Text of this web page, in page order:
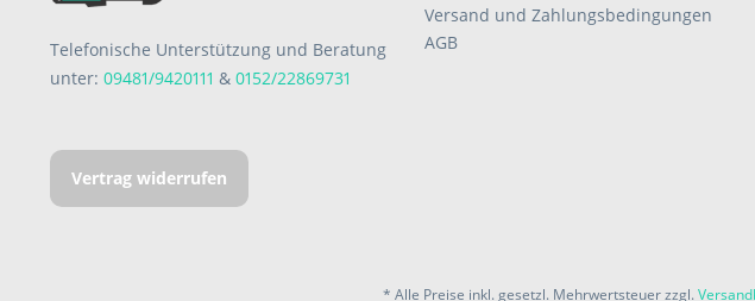
Telefonische Unterstützung und Beratung
unter: 09481/9420111 & 0152/22869731
Vertrag widerrufen
Versand und Zahlungsbedingungen
AGB
* Alle Preise inkl. gesetzl. Mehrwertsteuer zzgl.